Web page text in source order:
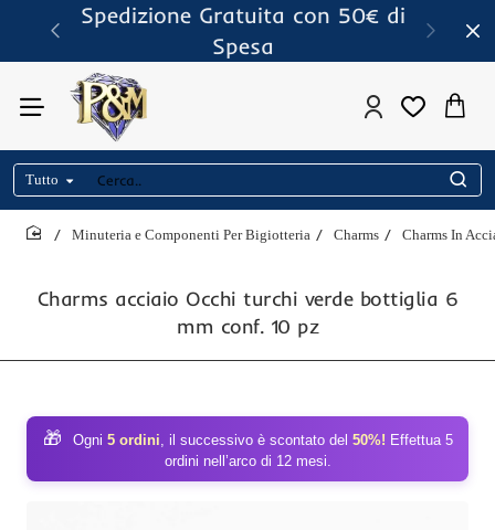
Spedizione Gratuita con 50€ di
Spesa
Tutto
Cerca..
Charms acciaio Occhi turchi verde bottiglia 6
mm conf. 10 pz
Minuteria e Componenti Per Bigiotteria Charms Charms In
🎁 Ogni 5 ordini, il successivo è scontato del 50%! Effettua 5
ordini nell’arco di 12 mesi.